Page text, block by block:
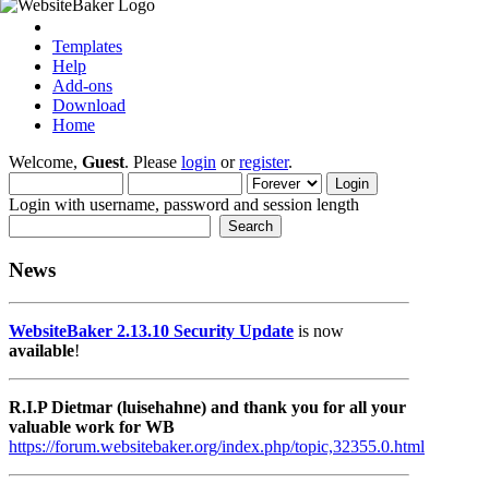
Templates
Help
Add-ons
Download
Home
Welcome, Guest. Please login orregister.
Login with username, password and session length
News
WebsiteBaker 2.13.10 Security Update is now
available!
R.I.P Dietmar (luisehahne) and thank you for all your
valuable work for WB
https://forum.websitebaker.org/index.php/topic,32355.0.html